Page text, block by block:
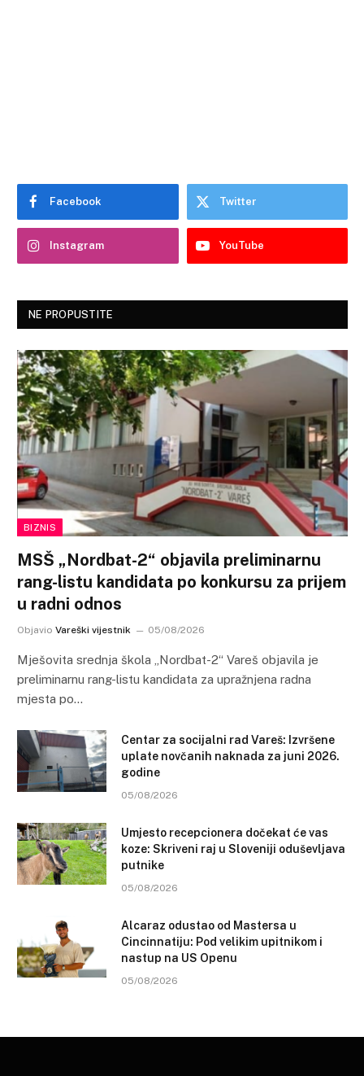
Facebook Twitter
Instagram YouTube
NE PROPUSTITE
BIZNIS
MSŠ „Nordbat-2“ objavila preliminarnu
rang-listu kandidata po konkursu za prijem
u radni odnos
Objavio Vareški vijestnik 05/08/2026
Mješovita srednja škola „Nordbat-2“ Vareš objavila je
preliminarnu rang-listu kandidata za upražnjena radna
mjesta po…
Centar za socijalni rad Vareš: Izvršene
uplate novčanih naknada za juni 2026.
godine
05/08/2026
Umjesto recepcionera dočekat će vas
koze: Skriveni raj u Sloveniji oduševljava
putnike
05/08/2026
Alcaraz odustao od Mastersa u
Cincinnatiju: Pod velikim upitnikom i
nastup na US Openu
05/08/2026